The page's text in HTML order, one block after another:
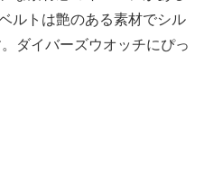
ルトは艶のある素材でシル
ダイバーズウオッチにぴっ